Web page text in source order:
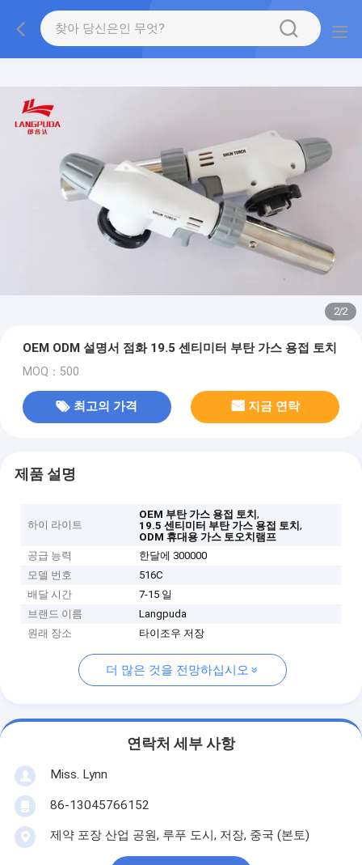
2/2
OEM ODM 설명서 점화 19.5 센티미터 부탄 가스 용접 토치
MOQ：500
최고의 가격 지금 연락
제품 설명
하이 라이트
OEM 부탄 가스 용접 토치,
19.5 센티미터 부탄 가스 용접 토치,
ODM 휴대용 가스 토오치램프
공급 능력
한달에 300000
모델 번호
516C
배달 시간
7-15 일
브랜드 이름
Langpuda
원래 장소
타이조우 저장
더 많은 것을 전망하십시오
연락처 세부 사항
Miss. Lynn
86-13045766152
제약 포장 산업 공원, 루푸 도시, 저장, 중국 (본토)